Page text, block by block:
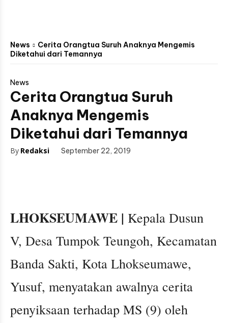
News
Cerita Orangtua Suruh Anaknya Mengemis
Diketahui dari Temannya
News
Cerita Orangtua Suruh
Anaknya Mengemis
Diketahui dari Temannya
By Redaksi September 22, 2019
LHOKSEUMAWE | Kepala Dusun
V, Desa Tumpok Teungoh, Kecamatan
Banda Sakti, Kota Lhokseumawe,
Yusuf, menyatakan awalnya cerita
penyiksaan terhadap MS (9) oleh